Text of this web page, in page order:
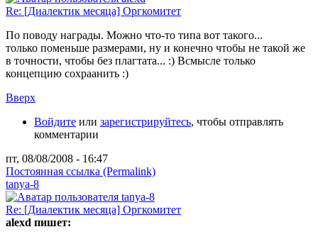
Re: [Диалектик месяца] Оргкомитет
По поводу награды. Можно что-то типа вот такого...
только поменьше размерами, ну и конечно чтобы не такой же
в точности, чтобы без плагтата... :) Всмысле только
концепцию сохраанить :)
Вверх
Войдите или зарегистрируйтесь, чтобы отправлять
комментарии
пт, 08/08/2008 - 16:47
Постоянная ссылка (Permalink)
tanya-8
Re: [Диалектик месяца] Оргкомитет
alexd пишет: